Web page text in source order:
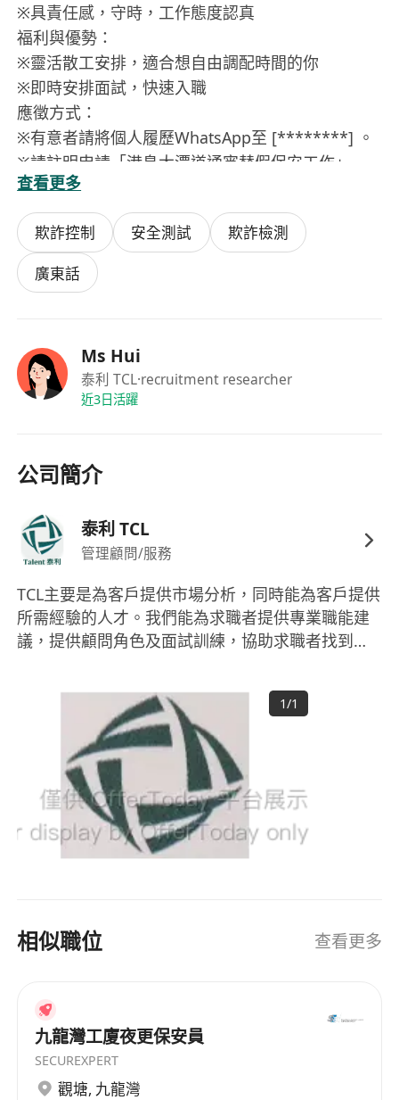
※具責任感，守時，工作態度認真
福利與優勢：
※靈活散工安排，適合想自由調配時間的你
※即時安排面試，快速入職
應徵方式：
※有意者請將個人履歷WhatsApp至 [********] 。
※請註明申請「港島大潭道通宵替假保安工作」
※電話號碼只供WhatsApp查詢, 因工作不便恕不接
聽電話。
查看更多
欺詐控制 安全測試
欺詐檢測
廣東話
Ms Hui
泰利 TCL·recruitment researcher
近3日活躍
公司簡介
泰利 TCL
管理顧問/服務
TCL主要是為客戶提供市場分析，同時能為客戶提供
所需經驗的人才。我們能為求職者提供專業職能建
議，提供顧問角色及面試訓練，協助求職者找到更
1/1
相似職位 查看更多
九龍灣工廈夜更保安員
SECUREXPERT
觀塘, 九龍灣